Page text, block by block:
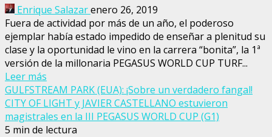
Enrique Salazarenero 26, 2019
Fuera de actividad por más de un año, el poderoso
ejemplar había estado impedido de enseñar a plenitud su
clase y la oportunidad le vino en la carrera “bonita”, la 1ª
versión de la millonaria PEGASUS WORLD CUP TURF...
Leer más
GULFSTREAM PARK (EUA): ¡Sobre un verdadero fangal!
CITY OF LIGHT y JAVIER CASTELLANO estuvieron
magistrales en la III PEGASUS WORLD CUP (G1)
5 min de lectura